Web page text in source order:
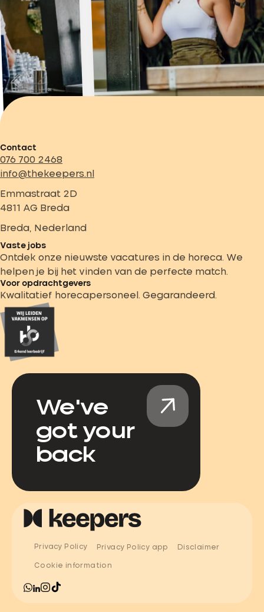
Contact
076 700 2468
info@thekeepers.nl
Emmastraat 2D
4811 AG Breda
Breda, Nederland
Vaste jobs
Ontdek onze nieuwste vacatures in de horeca. We
helpen je bij het vinden van de perfecte match.
Voor opdrachtgevers
Kwalitatief horecapersoneel. Gegarandeerd.
We've
got your
back
Privacy Policy Privacy Policy app Disclaimer
Cookie information